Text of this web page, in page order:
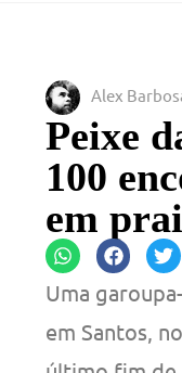
Alex
Peixe
100
em
Uma
em Santos,